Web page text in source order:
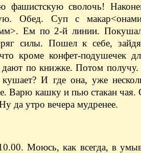
сволочь!
Обед. Суп с
Ем по 2-й линии.
силы. Пошел к себе,
кроме конфет-подушечек
дают по книжке. Потом
И где она, уже
Варю кашку и пью стакан чая.
да утро вечера мудренее.
Моюсь, как всегда, в